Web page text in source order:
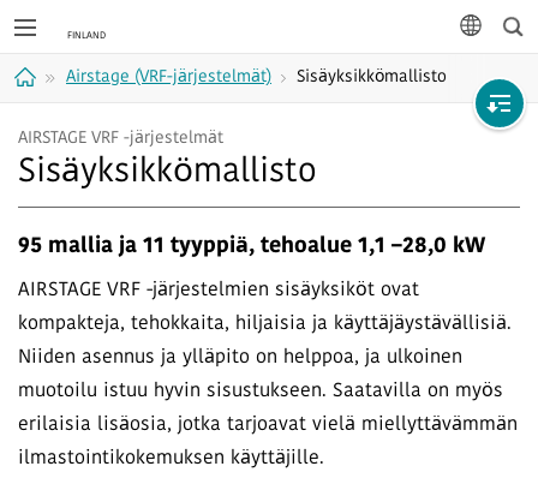
Airstage (VRF-järjestelmät) Sisäyksikkömallisto
AIRSTAGE VRF -järjestelmät
Sisäyksikkömallisto
95 mallia ja 11 tyyppiä, tehoalue 1,1 –28,0 kW
AIRSTAGE VRF -järjestelmien sisäyksiköt ovat
kompakteja, tehokkaita, hiljaisia ja käyttäjäystävällisiä.
Niiden asennus ja ylläpito on helppoa, ja ulkoinen
muotoilu istuu hyvin sisustukseen. Saatavilla on myös
erilaisia lisäosia, jotka tarjoavat vielä miellyttävämmän
ilmastointikokemuksen käyttäjille.